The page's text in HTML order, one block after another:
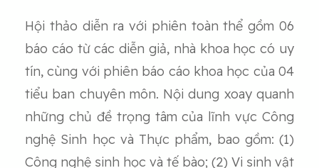
Hội thảo diễn ra với phiên toàn thể gồm 06
báo cáo từ các diễn giả, nhà khoa học có uy
tín, cùng với phiên báo cáo khoa học của 04
tiểu ban chuyên môn. Nội dung xoay quanh
những chủ đề trọng tâm của lĩnh vực Công
nghệ Sinh học và Thực phẩm, bao gồm: (1)
Công nghệ sinh học và tế bào; (2) Vi sinh vật